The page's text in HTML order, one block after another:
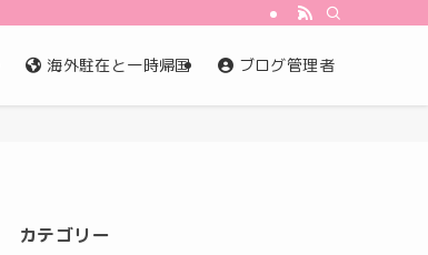
海外駐在と一時帰国 ブログ管理者
カテゴリー